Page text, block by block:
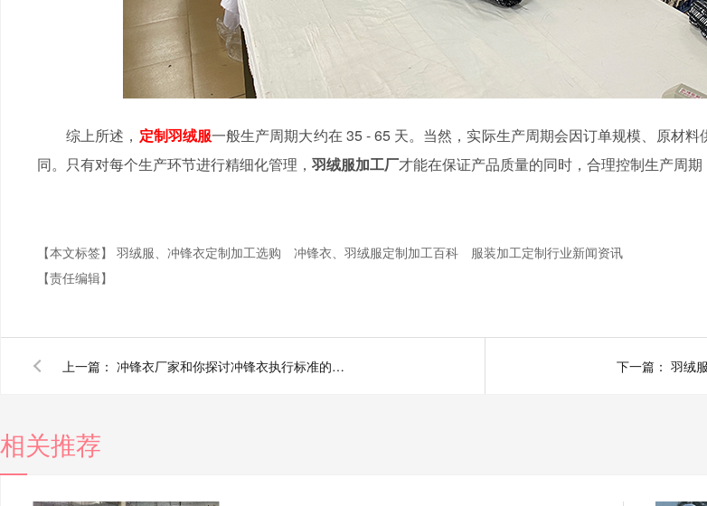
综上所述， 定制羽绒服一般生产周期大约在 35 - 65 天。当然，实际生产周期会因订单规模、原材
同。只有对每个生产环节进行精细化管理， 羽绒服加工厂才能在保证产品质量的同时，合理控制生产周期
【本文标签】 羽绒服、冲锋衣定制加工选购 冲锋衣、羽绒服定制加工百科
服装加工定制行业新闻资讯
【责任编辑】
上一篇： 冲锋衣厂家和你探讨冲锋衣执行标准的重要性 下一篇： 羽绒
相关推荐